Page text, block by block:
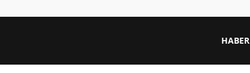
HABER